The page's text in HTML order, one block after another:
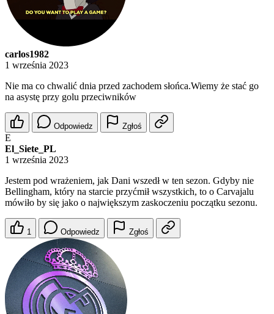
carlos1982
1 września 2023
Nie ma co chwalić dnia przed zachodem słońca.Wiemy że stać go
na asystę przy golu przeciwników
Odpowiedz Zgłoś
E
El_Siete_PL
1 września 2023
Jestem pod wrażeniem, jak Dani wszedł w ten sezon. Gdyby nie
Bellingham, który na starcie przyćmił wszystkich, to o Carvajalu
mówiło by się jako o największym zaskoczeniu początku sezonu.
1 Odpowiedz Zgłoś